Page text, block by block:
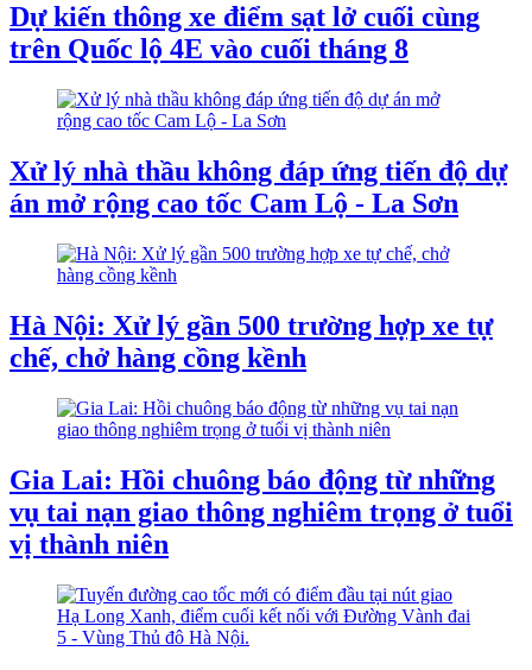
Dự kiến thông xe điểm sạt lở cuối cùng
trên Quốc lộ 4E vào cuối tháng 8
Xử lý nhà thầu không đáp ứng tiến độ dự
án mở rộng cao tốc Cam Lộ - La Sơn
Hà Nội: Xử lý gần 500 trường hợp xe tự
chế, chở hàng cồng kềnh
Gia Lai: Hồi chuông báo động từ những
vụ tai nạn giao thông nghiêm trọng ở tuổi
vị thành niên